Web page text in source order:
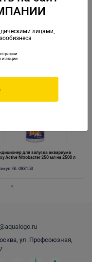
аквариумов. Вес:
для запуска аквариума
Active Nitrobacter 250 мл на 2500 л
GL-088153
ул. Профсоюзная,
лицами,
и акции